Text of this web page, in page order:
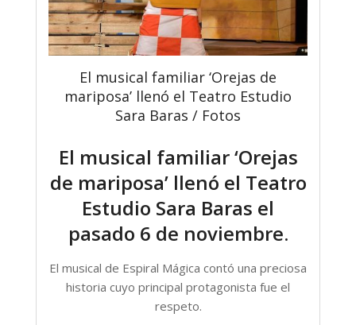
El musical familiar ‘Orejas de
mariposa’ llenó el Teatro Estudio
Sara Baras / Fotos
El musical familiar ‘Orejas
de mariposa’ llenó el Teatro
Estudio Sara Baras el
pasado 6 de noviembre.
El musical de Espiral Mágica contó una preciosa
historia cuyo principal protagonista fue el
respeto.